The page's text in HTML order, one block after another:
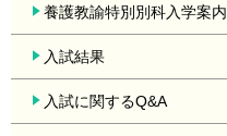
養護教諭特別別科入学案内
入試結果
入試に関するQ&A